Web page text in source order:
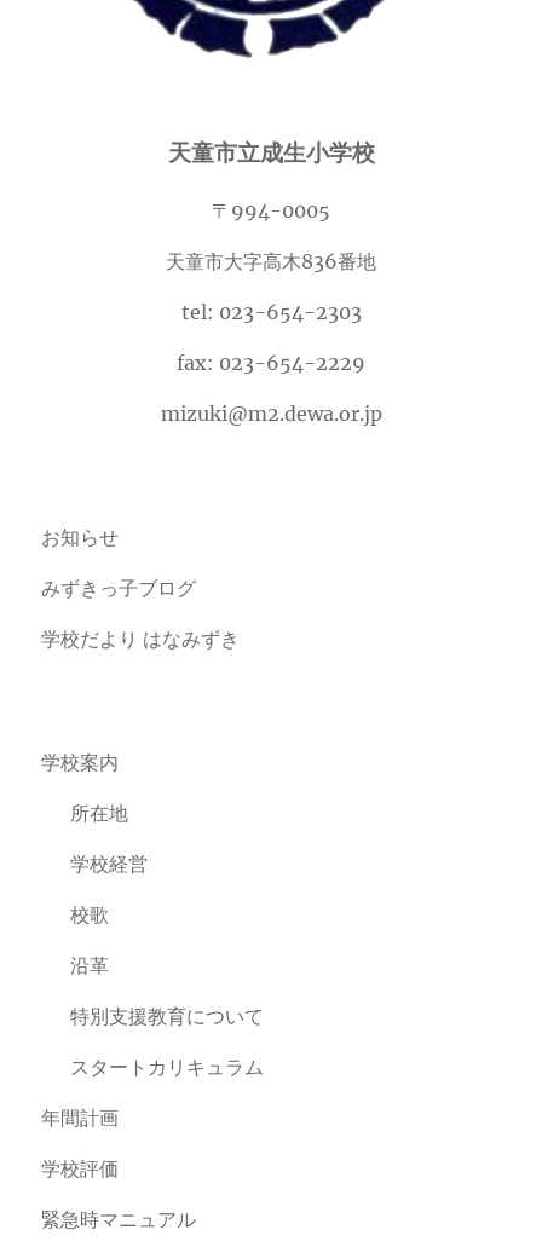
天童市立成生小学校
〒994-0005
天童市大字高木836番地
tel: 023-654-2303
fax: 023-654-2229
mizuki@m2.dewa.or.jp
お知らせ
みずきっ子ブログ
学校だより はなみずき
学校案内
所在地
学校経営
校歌
沿革
特別支援教育について
スタートカリキュラム
年間計画
学校評価
緊急時マニュアル